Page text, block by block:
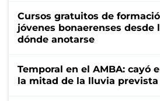
Cursos gratuitos de
jóvenes bonaerenses desde
dónde anotarse
Temporal en el AMBA: cayó
la mitad de la lluvia